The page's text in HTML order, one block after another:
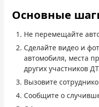
Станции проката
О компании
Цены
Программа лояльности
Основные
Не перемещайте
Сделайте видео и
автомобиля, места
других участников
Вызовите
Сообщите о